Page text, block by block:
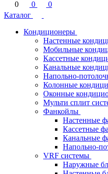
0 0
0
Каталог
Кондиционеры
Настенные
Мобильные
Кассетные
Канальные
Напольно-
Колонные
Оконные
Мульти сплит
Фанкойлы
Настенные
Кассетные
Канальные
Напольно-
VRF системы
Наружные